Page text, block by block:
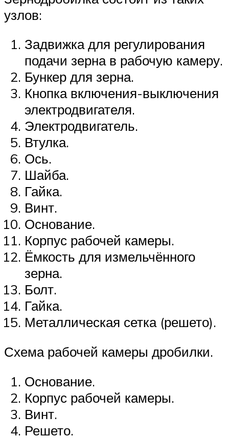
узлов:
Задвижка для регулирования
подачи зерна в рабочую камеру.
Бункер для зерна.
Кнопка включения-выключения
электродвигателя.
Электродвигатель.
Втулка.
Ось.
Шайба.
Гайка.
Винт.
Основание.
Корпус рабочей камеры.
Ёмкость для измельчённого
зерна.
Болт.
Гайка.
Металлическая сетка (решето).
Схема рабочей камеры дробилки.
Основание.
Корпус рабочей камеры.
Винт.
Решето.